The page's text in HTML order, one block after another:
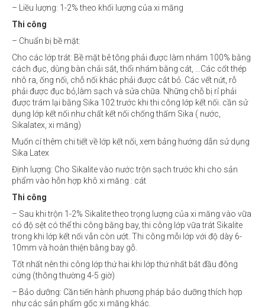
– Liều lượng: 1-2% theo khối lượng của xi măng
Thi công
– Chuẩn bị bề mặt:
Cho các lớp trát: Bề mặt bê tông phải được làm nhám 100% bằng
cách đục, dùng bàn chải sắt, thổi nhám bằng cát, …Các cốt thép
nhô ra, ống nối, chỗ nối khác phải được cắt bỏ. Các vết nứt, rỗ
phải được đục bỏ,làm sạch và sửa chữa. Những chỗ bị rỉ phải
được trám lại bằng Sika 102 trước khi thi công lớp kết nối. cần sử
dụng lớp kết nối như chất kết nối chống thấm Sika ( nước,
Sikalatex, xi măng)
Muốn cí thêm chi tiết về lớp kết nối, xem bảng hướng dẫn sử dụng
Sika Latex
Định lượng: Cho Sikalite vào nước trộn sạch trước khi cho sản
phẩm vào hỗn hợp khô xi măng : cát
Thi công
– Sau khi trộn 1-2% Sikalite theo trọng lượng của xi măng vào vữa
có độ sệt có thể thi công bằng bay, thi công lớp vữa trát Sikalite
trong khi lớp kết nối vẫn còn ướt. Thi công mỗi lớp với độ dày 6-
10mm và hoàn thiện bằng bay gỗ.
Tốt nhất nên thi công lớp thứ hai khi lớp thứ nhất bắt đầu đông
cứng (thông thường 4-5 giờ)
– Bảo dưỡng: Cần tiến hành phương pháp bảo dưỡng thích hợp
như các sản phẩm gốc xi măng khác.